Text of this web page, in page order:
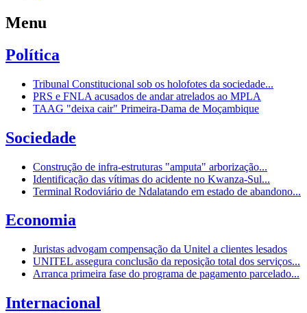
Menu
Política
Tribunal Constitucional sob os holofotes da sociedade...
PRS e FNLA acusados de andar atrelados ao MPLA
TAAG "deixa cair" Primeira-Dama de Moçambique
Sociedade
Construção de infra-estruturas "amputa" arborização...
Identificação das vítimas do acidente no Kwanza-Sul...
Terminal Rodoviário de Ndalatando em estado de abandono...
Economia
Juristas advogam compensação da Unitel a clientes lesados
UNITEL assegura conclusão da reposição total dos serviços...
Arranca primeira fase do programa de pagamento parcelado...
Internacional